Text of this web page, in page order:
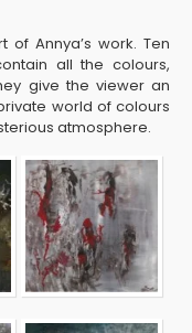
Annya’s work. Ten
all the colours,
give the viewer an
world of colours
atmosphere.